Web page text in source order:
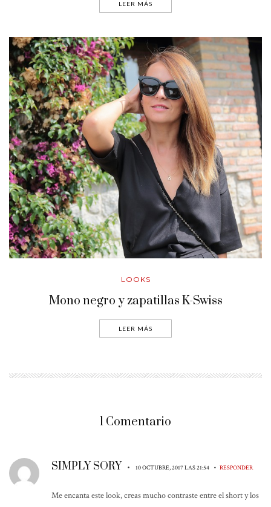
LEER MÁS
LOOKS
Mono negro y zapatillas K-Swiss
LEER MÁS
1 Comentario
SIMPLY SORY • 10 OCTUBRE, 2017 LAS 21:54 • RESPONDER
Me encanta este look, creas mucho contraste entre el short y los